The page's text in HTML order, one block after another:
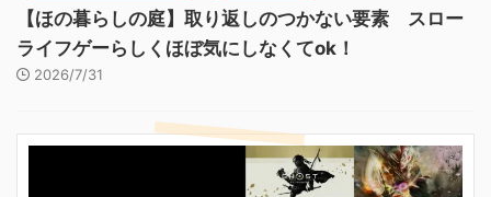
【ほの暮らしの庭】取り返しのつかない要素 スロー
ライフゲーらしくほぼ気にしなくてok！
2026/7/31